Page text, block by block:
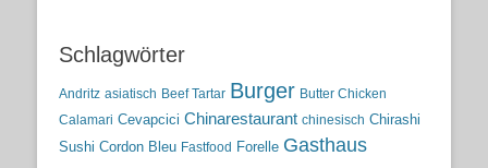
Schlagwörter
Andritz asiatisch Beef Tartar Burger Butter Chicken
Calamari Cevapcici Chinarestaurant chinesisch Chirashi
Sushi Cordon Bleu Fastfood Forelle Gasthaus